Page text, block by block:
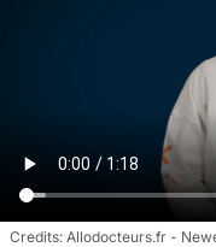
Allodocteurs.fr -